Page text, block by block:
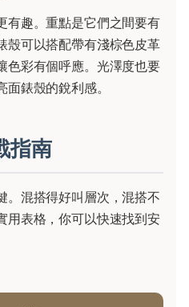
有趣。重點是它們之間要有
殼可以搭配帶有淺棕色皮革
色彩有個呼應。光澤度也要
錶殼的銳利感。
指南
。混搭得好叫層次，混搭不
用表格，你可以快速找到安